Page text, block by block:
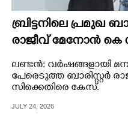
ബ്രിട്ടനിലെ പ്രമുഖ
രാജീവ് മേനോൻ കെ
ലണ്ടൻ: വർഷങ്ങളായി
പേരെടുത്ത ബാരിസ്റ്റർ
സിക്കെതിരെ കേസ്.
JULY 24, 2026